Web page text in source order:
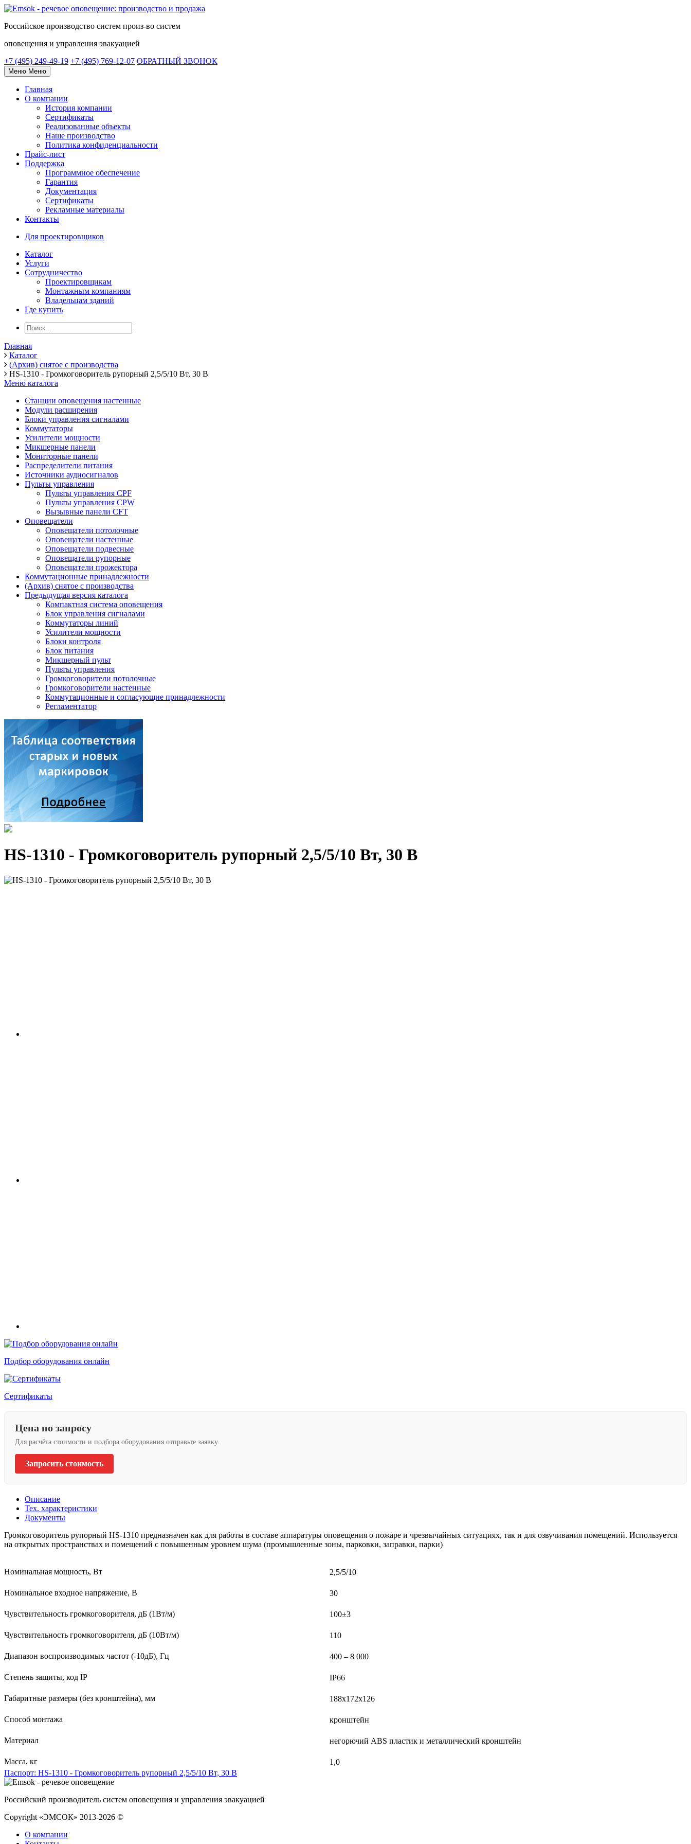
Российское производство систем произ-во систем
оповещения и управления эвакуацией
+7 (495) 249-49-19 +7 (495) 769-12-07 ОБРАТНЫЙ ЗВОНОК
Меню Меню
Главная
О компании
История компании
Сертификаты
Реализованные объекты
Наше производство
Политика конфиденциальности
Прайс-лист
Поддержка
Программное обеспечение
Гарантия
Документация
Сертификаты
Рекламные материалы
Контакты
Для проектировщиков
Каталог
Услуги
Сотрудничество
Проектировщикам
Монтажным компаниям
Владельцам зданий
Где купить
Главная
Каталог
(Архив) снятое с производства
HS-1310 - Громкоговоритель рупорный 2,5/5/10 Вт, 30 В
Меню каталога
Станции оповещения настенные
Модули расширения
Блоки управления сигналами
Коммутаторы
Усилители мощности
Микшерные панели
Мониторные панели
Распределители питания
Источники аудиосигналов
Пульты управления
Пульты управления CPF
Пульты управления CPW
Вызывные панели CFT
Оповещатели
Оповещатели потолочные
Оповещатели настенные
Оповещатели подвесные
Оповещатели рупорные
Оповещатели прожектора
Коммутационные принадлежности
(Архив) снятое с производства
Предыдущая версия каталога
Компактная система оповещения
Блок управления сигналами
Коммутаторы линий
Усилители мощности
Блоки контроля
Блок питания
Микшерный пульт
Пульты управления
Громкоговорители потолочные
Громкоговорители настенные
Коммутационные и согласующие принадлежности
Регламентатор
HS-1310 - Громкоговоритель рупорный 2,5/5/10 Вт, 30 В
Подбор оборудования онлайн
Сертификаты
Цена по запросу
Для расчёта стоимости и подбора оборудования отправьте заявку.
Запросить стоимость
Описание
Тех. характеристики
Документы
Громкоговоритель рупорный HS-1310 предназначен как для работы в составе аппаратуры оповещения о пожаре и чрезвычайных ситуациях, так и для озвучивания помещений. Используется
на открытых пространствах и помещений с повышенным уровнем шума (промышленные зоны, парковки, заправки, парки)
Номинальная мощность, Вт 2,5/5/10
Номинальное входное напряжение, В 30
Чувствительность громкоговорителя, дБ (1Вт/м) 100±3
Чувствительность громкоговорителя, дБ (10Вт/м) 110
Диапазон воспроизводимых частот (-10дБ), Гц 400 – 8 000
Степень защиты, код IP IP66
Габаритные размеры (без кронштейна), мм 188х172х126
Способ монтажа кронштейн
Материал негорючий ABS пластик и металлический кронштейн
Масса, кг
1,0
Паспорт: HS-1310 - Громкоговоритель рупорный 2,5/5/10 Вт, 30 В
Российский производитель систем оповещения и управления эвакуацией
Copyright «ЭМСОК» 2013-2026 ©
О компании